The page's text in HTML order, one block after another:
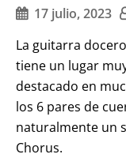
17 julio, 2023
La guitarra
tiene un lugar
destacado en
los 6 pares de
naturalmente un
Chorus.